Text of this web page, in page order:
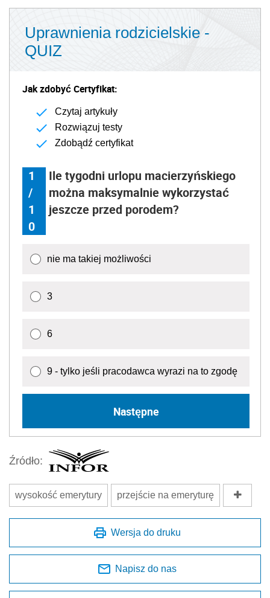
Uprawnienia rodzicielskie -
QUIZ
Jak zdobyć Certyfikat:
Czytaj artykuły
Rozwiązuj testy
Zdobądź certyfikat
1
/
1
0
Ile tygodni urlopu macierzyńskiego
można maksymalnie wykorzystać
jeszcze przed porodem?
nie ma takiej możliwości
3
6
9 - tylko jeśli pracodawca wyrazi na to zgodę
Następne
Źródło:
wysokość emerytury przejście na emeryturę
Wersja do druku
Napisz do nas